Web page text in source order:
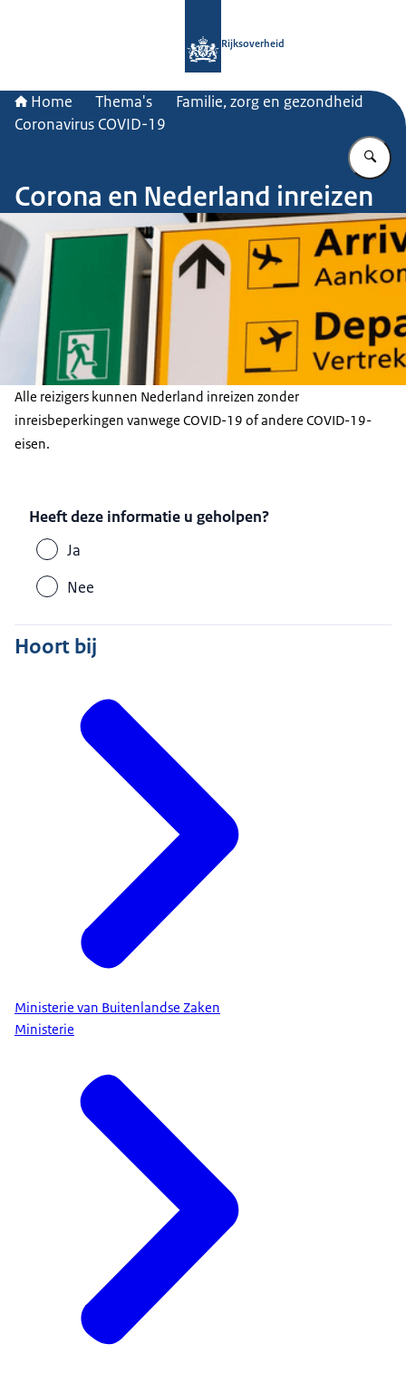
Rijksoverheid
Home Thema's
Familie, zorg en gezondheid
Coronavirus COVID-19
Corona en Nederland inreizen
Alle reizigers kunnen Nederland inreizen zonder
inreisbeperkingen vanwege COVID-19 of andere COVID-19-
eisen.
Heeft deze informatie u geholpen?
Ja
Nee
Hoort bij
Ministerie van Buitenlandse Zaken
Ministerie